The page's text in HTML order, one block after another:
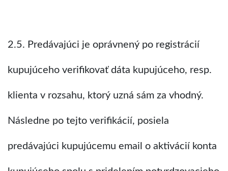
2.5. Predávajúci je oprávnený po registrácií
kupujúceho verifikovať dáta kupujúceho, resp.
klienta v rozsahu, ktorý uzná sám za vhodný.
Následne po tejto verifikácií, posiela
predávajúci kupujúcemu email o aktivácií konta